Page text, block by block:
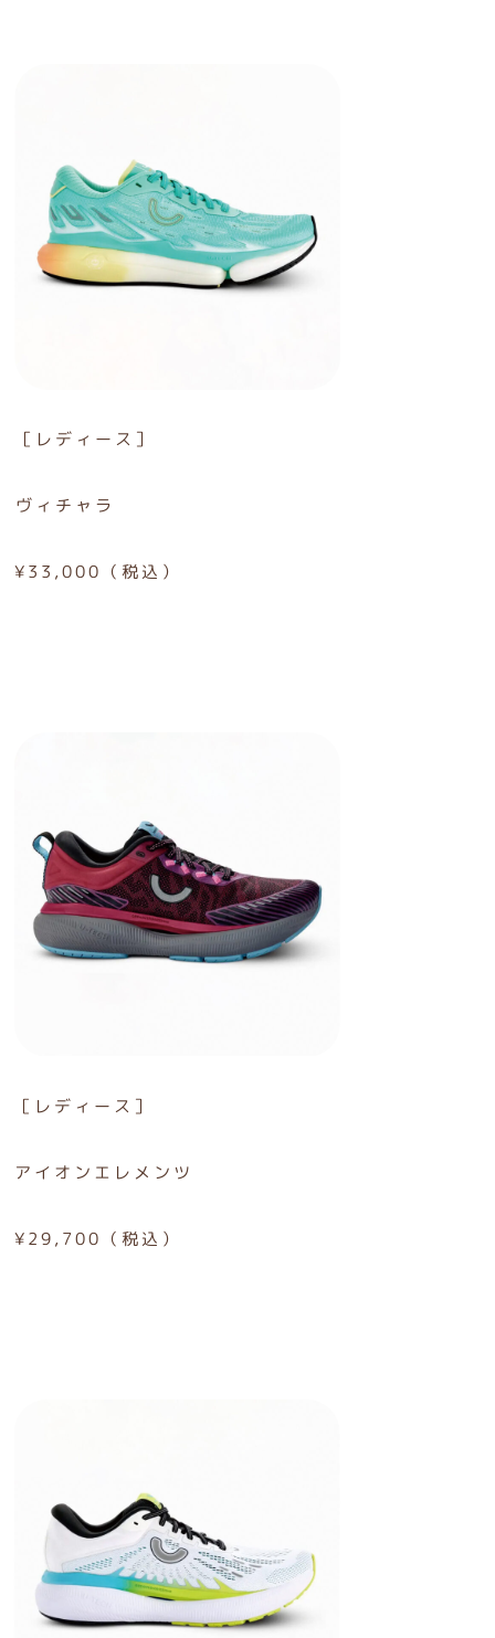
［レディース］
ヴィチャラ
¥33,000（税込）
［レディース］
アイオンエレメンツ
¥29,700（税込）